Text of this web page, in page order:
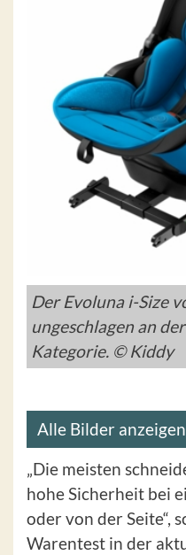
Der Evoluna i-Size
ungeschlagen an
Kategorie. © Kiddy
Alle Bilder anzeigen
„Die meisten
hohe Sicherheit bei
oder von der Seite“,
Warentest in der